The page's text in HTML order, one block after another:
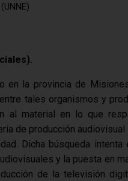
en la provincia de
tales organismos y
al material en lo que
de producción
Dicha búsqueda
y la puesta en
de la televisión